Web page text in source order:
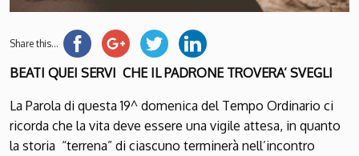
Share this...
BEATI QUEI SERVI CHE IL PADRONE TROVERA’ SVEGLI
La Parola di questa 19^ domenica del Tempo Ordinario ci
ricorda che la vita deve essere una vigile attesa, in quanto
la storia “terrena” di ciascuno terminerà nell’incontro